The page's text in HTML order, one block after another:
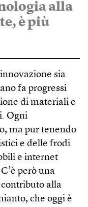
alla
è più
sia
fa progressi
di materiali e
Ogni
ma pur tenendo
e delle frodi
e internet
però una
alla
che oggi è